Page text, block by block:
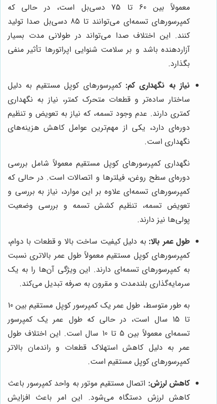
معمولاً بین 60 تا 75 دسی‌بل است، در حالی که
کمپرسورهای تسمه‌ای می‌توانند تا 85 دسی‌بل صدا تولید
کنند. این اختلاف صدا می‌تواند در طولانی مدت بسیار
آزاردهنده باشد و بر سلامت شنوایی اپراتورها تأثیر منفی
بگذارد.
نیاز به نگهداری کم: کمپرسورهای کوپل مستقیم به دلیل
ساختار ساده‌تر و قطعات متحرک کمتر، نیاز به نگهداری
کمتری دارند. عدم وجود تسمه، که نیاز به تعویض و تنظیم
دوره‌ای دارد، یکی از مهم‌ترین عوامل کاهش هزینه‌های
نگهداری است.
نگهداری کمپرسورهای کوپل مستقیم معمولاً شامل بررسی
دوره‌ای سطح روغن، فیلترها و اتصالات است. در حالی که
کمپرسورهای تسمه‌ای علاوه بر این موارد، نیاز به بررسی و
تعویض تسمه، تنظیم کشش تسمه و بررسی وضعیت
پولی‌ها نیز دارند.
طول عمر بالا: به دلیل کیفیت ساخت بالا و قطعات با دوام،
کمپرسورهای کوپل مستقیم معمولاً طول عمر بالاتری نسبت
به کمپرسورهای تسمه‌ای دارند. این ویژگی آن‌ها را به یک
سرمایه‌گذاری بلندمدت و مقرون به صرفه تبدیل می‌کند.
به طور متوسط، طول عمر یک کمپرسور کوپل مستقیم بین 10
تا 15 سال است، در حالی که طول عمر یک کمپرسور
تسمه‌ای معمولاً بین 5 تا 10 سال است. این اختلاف طول
عمر به دلیل کاهش استهلاک قطعات و راندمان بالاتر
کمپرسورهای کوپل مستقیم است.
کاهش لرزش: اتصال مستقیم موتور به واحد کمپرسور باعث
کاهش لرزش دستگاه می‌شود. این امر باعث افزایش